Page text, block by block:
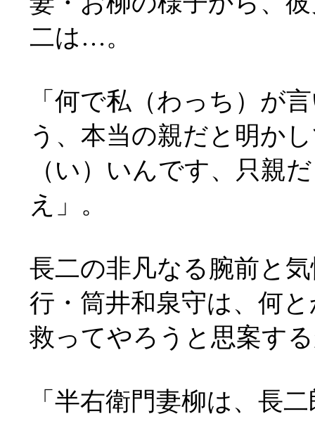
二は…。
「何で私（わっち）が
う、本当の親だと明か
（い）いんです、只親
え」。
長二の非凡なる腕前と
行・筒井和泉守は、何
救ってやろうと思案す
「半右衛門妻柳は、長